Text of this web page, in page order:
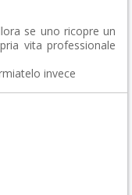
se uno ricopre un
vita professionale
invece